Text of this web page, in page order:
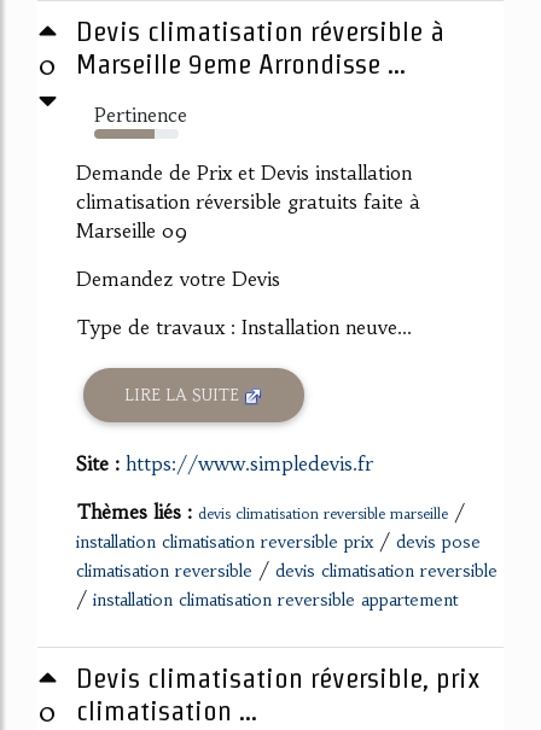
0
Devis climatisation réversible à
Marseille 9eme Arrondisse ...
Pertinence
72%
Demande de Prix et Devis installation
climatisation réversible gratuits faite à
Marseille 09
Demandez votre Devis
Type de travaux : Installation neuve...
LIRE LA SUITE
Site : https://www.simpledevis.fr
Thèmes liés : devis climatisation reversible marseille /
installation climatisation reversible prix/ devis pose
climatisation reversible / devis climatisation reversible
/ installation climatisation reversible appartement
0
Devis climatisation réversible, prix
climatisation ...